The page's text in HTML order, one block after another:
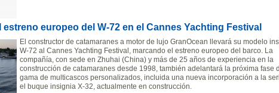
europeo del W-72 en el Cannes Yachting Festival
El constructor de catamaranes a motor de lujo GranOcean llevará su modelo
W-72 al Cannes Yachting Festival, marcando el estreno europeo del barco. La
compañía, con sede en Zhuhai (China) y más de 25 años de experiencia en la
construcción de catamaranes desde 1998, también adelantará la próxima fase
gama de multicascos personalizados, incluida una nueva incorporación a la
el buque insignia X-32, actualmente en construcción.